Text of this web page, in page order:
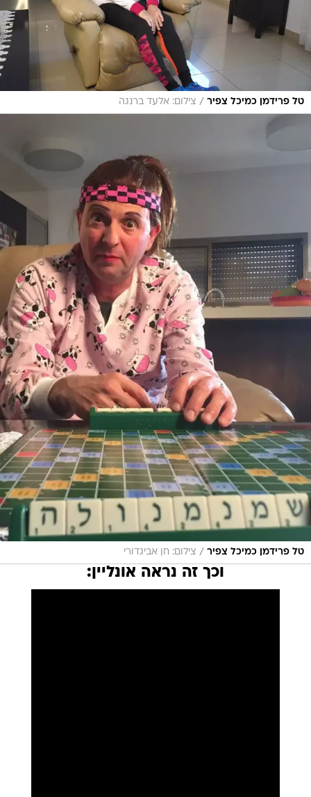
טל פרידמן כמיכל צפיר / צילום: אלעד ברנגה
טל פרידמן כמיכל צפיר / צילום: חן אביגדורי
וכך זה נראה אונליין: